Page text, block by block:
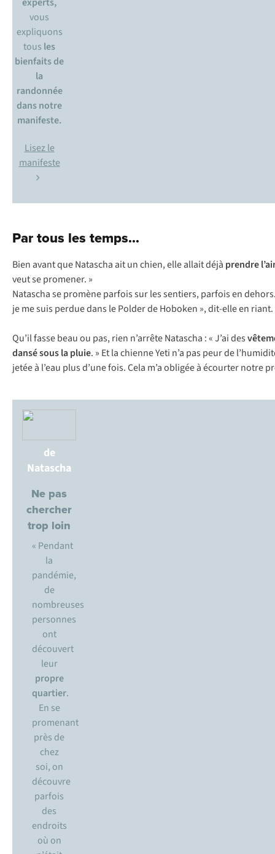
vous
expliquons
tous les
bienfaits de
la
randonnée
dans notre
manifeste.
Lisez le
manifeste
Par tous les temps...
Bien avant que Natascha ait un chien, elle allait déjà prendre
veut se promener. »
Natascha se promène parfois sur les sentiers, parfois en
je me suis perdue dans le Polder de Hoboken », dit-elle en
Qu’il fasse beau ou pas, rien n’arrête Natascha : « J’ai des
dansé sous la pluie. » Et la chienne Yeti n’a pas peur de
jetée à l’eau plus d’une fois. Cela m’a obligée à écourter
de
Natascha
Ne pas
chercher
trop loin
« Pendant
la
pandémie,
de
nombreuses
personnes
ont
découvert
leur
propre
quartier.
En se
promenant
près de
chez
soi, on
découvre
parfois
des
endroits
où on